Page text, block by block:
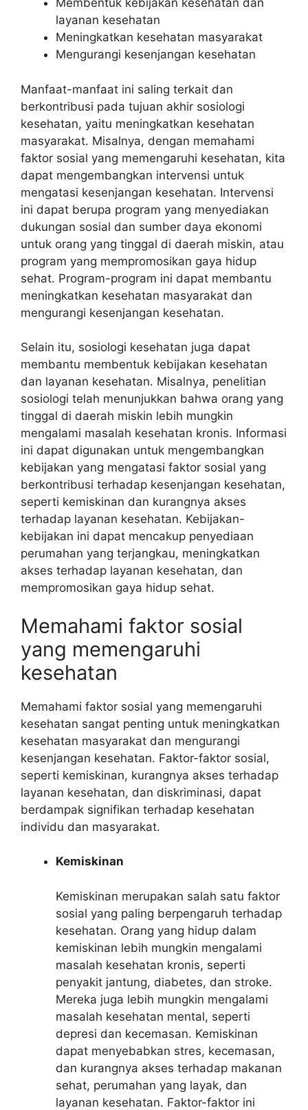
Membentuk kebijakan kesehatan dan
layanan kesehatan
Meningkatkan kesehatan masyarakat
Mengurangi kesenjangan kesehatan
Manfaat-manfaat ini saling terkait dan
berkontribusi pada tujuan akhir sosiologi
kesehatan, yaitu meningkatkan kesehatan
masyarakat. Misalnya, dengan memahami
faktor sosial yang memengaruhi kesehatan, kita
dapat mengembangkan intervensi untuk
mengatasi kesenjangan kesehatan. Intervensi
ini dapat berupa program yang menyediakan
dukungan sosial dan sumber daya ekonomi
untuk orang yang tinggal di daerah miskin, atau
program yang mempromosikan gaya hidup
sehat. Program-program ini dapat membantu
meningkatkan kesehatan masyarakat dan
mengurangi kesenjangan kesehatan.
Selain itu, sosiologi kesehatan juga dapat
membantu membentuk kebijakan kesehatan
dan layanan kesehatan. Misalnya, penelitian
sosiologi telah menunjukkan bahwa orang yang
tinggal di daerah miskin lebih mungkin
mengalami masalah kesehatan kronis. Informasi
ini dapat digunakan untuk mengembangkan
kebijakan yang mengatasi faktor sosial yang
berkontribusi terhadap kesenjangan kesehatan,
seperti kemiskinan dan kurangnya akses
terhadap layanan kesehatan. Kebijakan-
kebijakan ini dapat mencakup penyediaan
perumahan yang terjangkau, meningkatkan
akses terhadap layanan kesehatan, dan
mempromosikan gaya hidup sehat.
Memahami faktor sosial
yang memengaruhi
kesehatan
Memahami faktor sosial yang memengaruhi
kesehatan sangat penting untuk meningkatkan
kesehatan masyarakat dan mengurangi
kesenjangan kesehatan. Faktor-faktor sosial,
seperti kemiskinan, kurangnya akses terhadap
layanan kesehatan, dan diskriminasi, dapat
berdampak signifikan terhadap kesehatan
individu dan masyarakat.
Kemiskinan
Kemiskinan merupakan salah satu faktor
sosial yang paling berpengaruh terhadap
kesehatan. Orang yang hidup dalam
kemiskinan lebih mungkin mengalami
masalah kesehatan kronis, seperti
penyakit jantung, diabetes, dan stroke.
Mereka juga lebih mungkin mengalami
masalah kesehatan mental, seperti
depresi dan kecemasan. Kemiskinan
dapat menyebabkan stres, kecemasan,
dan kurangnya akses terhadap makanan
sehat, perumahan yang layak, dan
layanan kesehatan. Faktor-faktor ini